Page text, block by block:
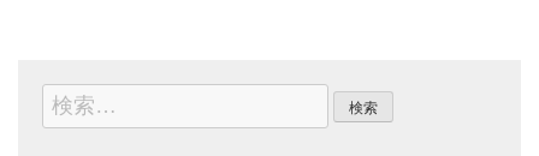
検
索: